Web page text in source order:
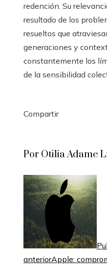
redención. Su
resultado de los
resueltos que
generaciones y
constantemente los
de la sensibilidad
Compartir
Por Otilia Adame
anteriorApple: